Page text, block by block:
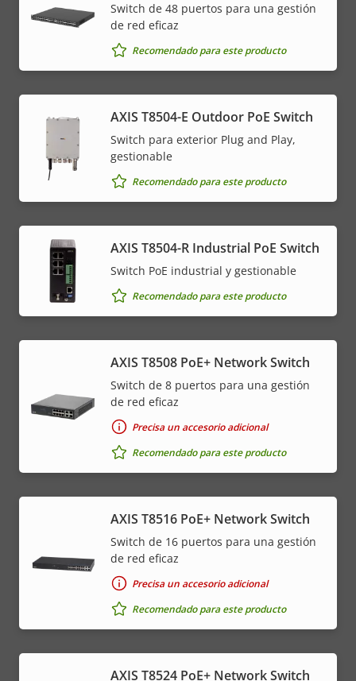
Switch de 48 puertos para una gestión
de red eficaz
Recomendado para este producto
AXIS T8504-E Outdoor PoE Switch
Switch para exterior Plug and Play,
gestionable
Recomendado para este producto
AXIS T8504-R Industrial PoE Switch
Switch PoE industrial y gestionable
Recomendado para este producto
AXIS T8508 PoE+ Network Switch
Switch de 8 puertos para una gestión
de red eficaz
Precisa un accesorio adicional
Recomendado para este producto
AXIS T8516 PoE+ Network Switch
Switch de 16 puertos para una gestión
de red eficaz
Precisa un accesorio adicional
Recomendado para este producto
AXIS T8524 PoE+ Network Switch